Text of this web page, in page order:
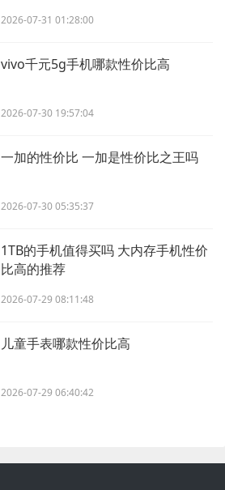
2026-07-31 01:28:00
vivo千元5g手机哪款性价比高
2026-07-30 19:57:04
一加的性价比 一加是性价比之王吗
2026-07-30 05:35:37
1TB的手机值得买吗 大内存手机性价
比高的推荐
2026-07-29 08:11:48
儿童手表哪款性价比高
2026-07-29 06:40:42